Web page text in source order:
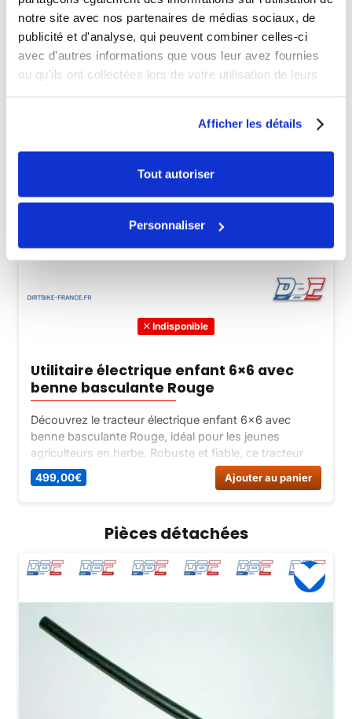
notre site avec nos partenaires de médias sociaux, de
publicité et d'analyse, qui peuvent combiner celles-ci
avec d'autres informations que vous leur avez fournies
ou qu'ils ont collectées lors de votre utilisation de leurs
Afficher les détails
Tout autoriser
Personnaliser
Indisponible
Utilitaire électrique enfant 6×6 avec
benne basculante Rouge
Découvrez le tracteur électrique enfant 6×6 avec
benne basculante Rouge, idéal pour les jeunes
agriculteurs en herbe. Robuste et fiable, ce tracteur
offre une expérience de conduite authentique et
sécurisée.
499,00€ Ajouter au panier
Pièces détachées